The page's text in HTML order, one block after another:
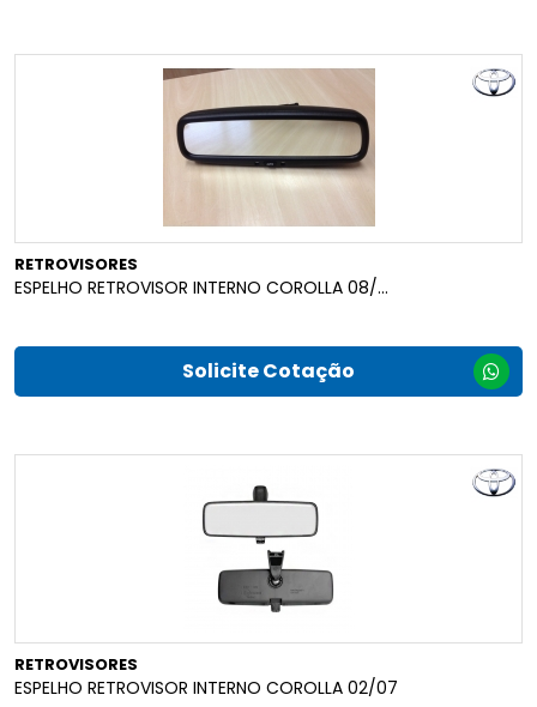
RETROVISORES
ESPELHO RETROVISOR INTERNO COROLLA 08/...
Solicite Cotação
RETROVISORES
ESPELHO RETROVISOR INTERNO COROLLA 02/07